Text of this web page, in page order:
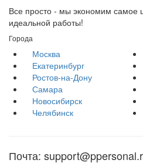
Все просто - мы экономим самое
идеальной работы!
Города
Москва
Екатеринбург
Ростов-на-Дону
Самара
Новосибирск
Челябинск
Почта: